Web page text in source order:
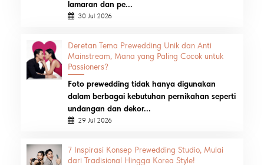
lamaran dan pe...
30 Jul 2026
Deretan Tema Prewedding Unik dan Anti
Mainstream, Mana yang Paling Cocok untuk
Passioners?
Foto prewedding tidak hanya digunakan
dalam berbagai kebutuhan pernikahan seperti
undangan dan dekor...
29 Jul 2026
7 Inspirasi Konsep Prewedding Studio, Mulai
dari Tradisional Hingga Korea Style!